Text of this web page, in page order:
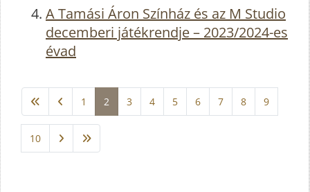
A Tamási Áron Színház és az M Studio
decemberi játékrendje – 2023/2024-es
évad
1 2 3 4 5 6 7 8 9
10